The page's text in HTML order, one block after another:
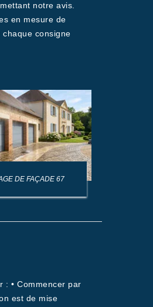
notre avis.
en mesure de
consigne
DE FAÇADE 67
: • Commencer par
est de mise